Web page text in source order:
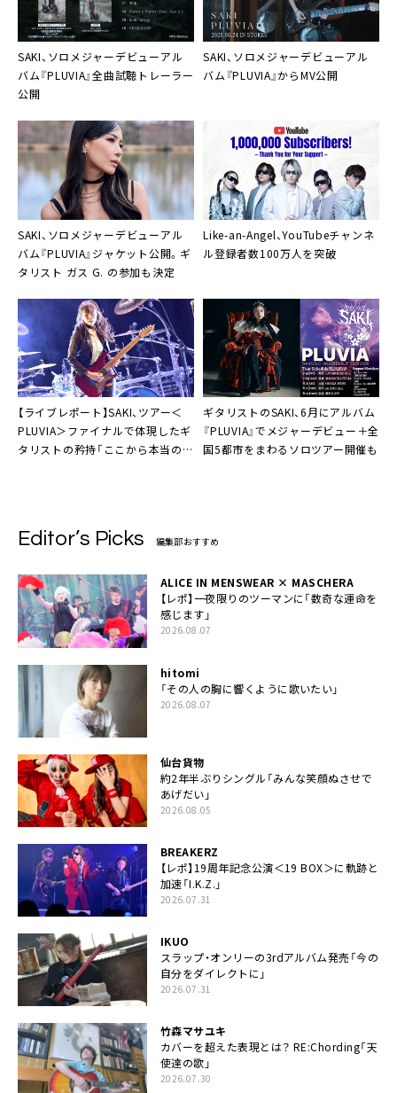
SAKI、ソロメジャーデビューアル
バム『PLUVIA』全曲試聴トレーラー
公開
SAKI、ソロメジャーデビューアル
バム『PLUVIA』からMV公開
SAKI、ソロメジャーデビューアル
バム『PLUVIA』ジャケット公開。ギ
タリスト ガス G. の参加も決定
Like-an-Angel、YouTubeチャンネ
ル登録者数100万人を突破
【ライブレポート】SAKI、ツアー＜
PLUVIA＞ファイナルで体現したギ
タリストの矜持「ここから本当の意
ギタリストのSAKI、6月にアルバム
『PLUVIA』でメジャーデビュー＋全
国5都市をまわるソロツアー開催も
Editor’s Picks 編集部おすすめ
ALICE IN MENSWEAR × MASCHERA
【レポ】一夜限りのツーマンに「数奇な運命を
感じます」
2026.08.07
hitomi
「その人の胸に響くように歌いたい」
2026.08.07
仙台貨物
約2年半ぶりシングル「みんな笑顔ぬさせで
あげだい」
2026.08.05
BREAKERZ
【レポ】19周年記念公演＜19 BOX＞に軌跡と
加速「I.K.Z.」
2026.07.31
IKUO
スラップ・オンリーの3rdアルバム発売「今の
自分をダイレクトに」
2026.07.31
竹森マサユキ
カバーを超えた表現とは？ RE:Chording「天
使達の歌」
2026.07.30